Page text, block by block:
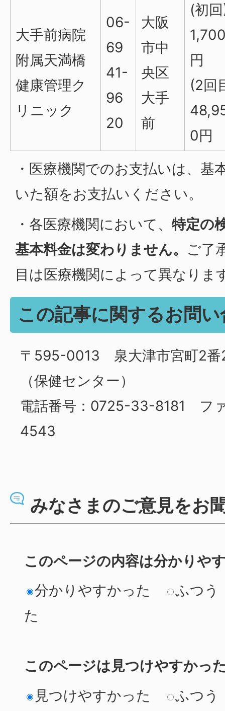
大手前病院
附属天満橋
健康管理ク
リニック
06-
69
41-
96
20
大阪
市中
央区
大手
前
(初
円
(2回
0円
・医療機関でのお支払いは、基
いた額をお支払いください。
・各医療機関において、 特定の
基本料金は変わりません。 ご了
目は医療機関によって異なり
この記事に関するお問
〒595-0013 泉大津市宮町2
（保健センター）
電話番号：0725-33-8181 フ
4543
みなさまのご意見をお
このページの内容は分かりや
分かりやすかった
ふつう
た
このページは見つけやすかっ
見つけやすかった
ふつう